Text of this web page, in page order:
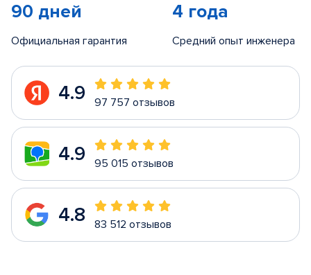
90 дней
Официальная гарантия
4 года
Средний опыт инженера
4.9 97 757 отзывов
4.9 95 015 отзывов
4.8 83 512 отзывов